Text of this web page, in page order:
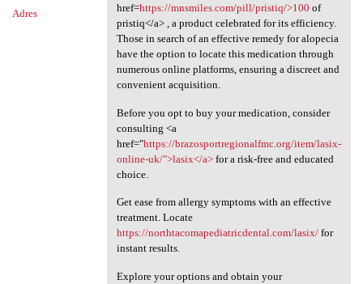
Adres
href=https://mnsmiles.com/pill/pristiq/>100 of
pristiq</a> , a product celebrated for its efficiency.
Those in search of an effective remedy for alopecia
have the option to locate this medication through
numerous online platforms, ensuring a discreet and
convenient acquisition.
Before you opt to buy your medication, consider
consulting <a
href="https://brazosportregionalfmc.org/item/lasix-
online-uk/">lasix</a>for a risk-free and educated
choice.
Get ease from allergy symptoms with an effective
treatment. Locate
https://northtacomapediatricdental.com/lasix/for
instant results.
Explore your options and obtain your